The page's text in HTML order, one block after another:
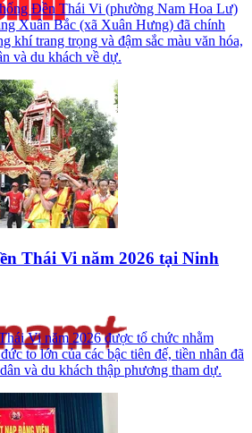
Đền Thái Vi (phường Nam Hoa Lư)
Xuân Bắc (xã Xuân Hưng) đã chính
khí trang trọng và đậm sắc màu văn hóa,
và du khách về dự.
Thái Vi năm 2026 tại Ninh
Vi năm 2026 được tổ chức nhằm
to lớn của các bậc tiên đế, tiền nhân đã
và du khách thập phương tham dự.